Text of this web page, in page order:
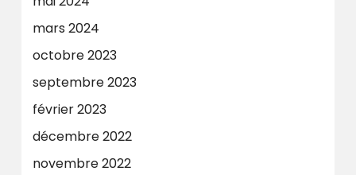
mars 2024
octobre 2023
septembre 2023
février 2023
décembre 2022
novembre 2022